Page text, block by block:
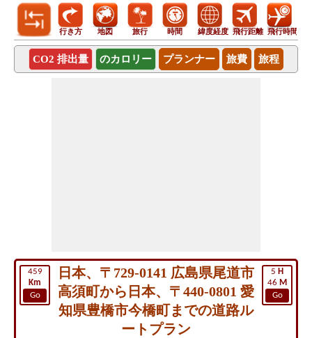
行き方 地図 旅行 時間 緯度経度 飛行距離 飛行時間
CO2 排出量 のカロリー プランナー 旅費 旅程
459
Km
Go
5 H
46 M
Go
日本、〒729-0141 広島県尾道市
高須町から日本、〒440-0801 愛
知県豊橋市今橋町までの道路ル
ートプラン